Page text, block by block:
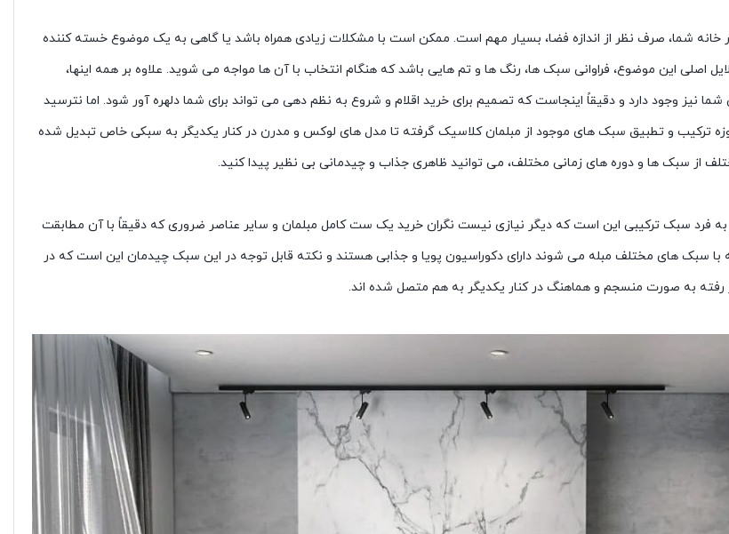
خانه شما، صرف نظر از اندازه فضا، بسیار مهم است. ممکن است با مشکلات زیادی همراه باشد یا گاهی به یک موضوع خسته کننده
اصلی این موضوع، فراوانی سبک ها، رنگ ها و تم هایی باشد که هنگام انتخاب با آن ها مواجه می شوید. علاوه بر همه اینها،
نیز وجود دارد و دقیقاً اینجاست که تصمیم برای خرید اقلام و شروع به نظم دهی می تواند برای شما دلهره آور شود. اما نترسید
ترکیب و تطبیق سبک های موجود از مبلمان کلاسیک گرفته تا مدل های لوکس و مدرن در کنار یکدیگر به سبکی خاص تبدیل شده
از سبک ها و دوره های زمانی مختلف، می توانید ظاهری جذاب و چیدمانی بی نظیر پیدا کنید.
به فرد سبک ترکیبی این است که دیگر نیازی نیست نگران خرید یک ست کامل مبلمان و سایر عناصر ضروری که دقیقاً با آن مطابقت
با سبک های مختلف مبله می شوند دارای دکوراسیون پویا و جذابی هستند و نکته قابل توجه در این سبک چیدمان این است که در
رفته به صورت منسجم و هماهنگ در کنار یکدیگر به هم متصل شده اند.